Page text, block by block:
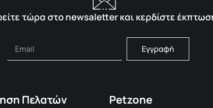
τώρα στο newsaletter και κερδίστε
Εγγραφή
Πελατών Petzone